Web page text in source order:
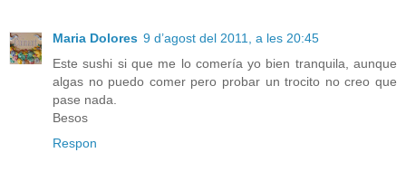
Maria Dolores 9 d’agost del 2011, a les 20:45
Este sushi si que me lo comería yo bien tranquila, aunque
algas no puedo comer pero probar un trocito no creo que
pase nada.
Besos
Respon